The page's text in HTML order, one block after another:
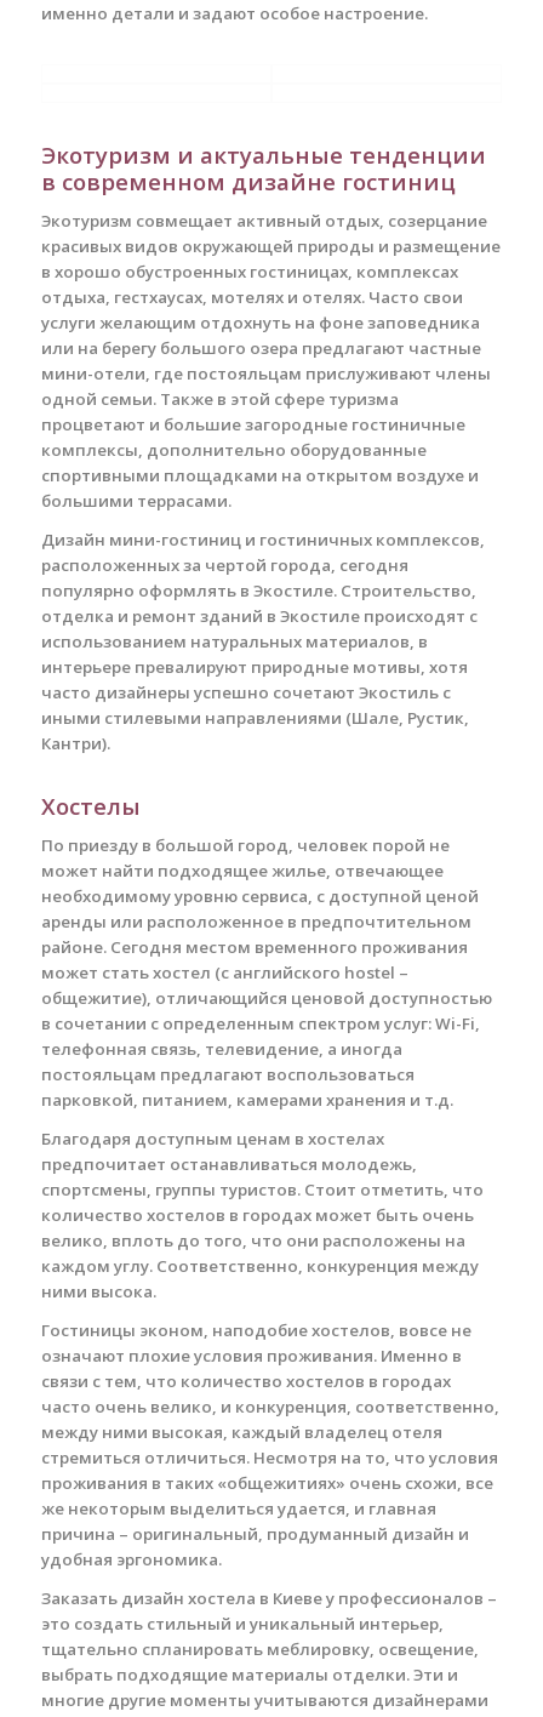
именно детали и задают особое настроение.
Экотуризм и актуальные тенденции
в современном дизайне гостиниц
Экотуризм совмещает активный отдых, созерцание
красивых видов окружающей природы и размещение
в хорошо обустроенных гостиницах, комплексах
отдыха, гестхаусах, мотелях и отелях. Часто свои
услуги желающим отдохнуть на фоне заповедника
или на берегу большого озера предлагают частные
мини-отели, где постояльцам прислуживают члены
одной семьи. Также в этой сфере туризма
процветают и большие загородные гостиничные
комплексы, дополнительно оборудованные
спортивными площадками на открытом воздухе и
большими террасами.
Дизайн мини-гостиниц и гостиничных комплексов,
расположенных за чертой города, сегодня
популярно оформлять в Экостиле. Строительство,
отделка и ремонт зданий в Экостиле происходят с
использованием натуральных материалов, в
интерьере превалируют природные мотивы, хотя
часто дизайнеры успешно сочетают Экостиль с
иными стилевыми направлениями (Шале, Рустик,
Кантри).
Хостелы
По приезду в большой город, человек порой не
может найти подходящее жилье, отвечающее
необходимому уровню сервиса, с доступной ценой
аренды или расположенное в предпочтительном
районе. Сегодня местом временного проживания
может стать хостел (с английского hostel –
общежитие), отличающийся ценовой доступностью
в сочетании с определенным спектром услуг: Wi-Fi,
телефонная связь, телевидение, а иногда
постояльцам предлагают воспользоваться
парковкой, питанием, камерами хранения и т.д.
Благодаря доступным ценам в хостелах
предпочитает останавливаться молодежь,
спортсмены, группы туристов. Стоит отметить, что
количество хостелов в городах может быть очень
велико, вплоть до того, что они расположены на
каждом углу. Соответственно, конкуренция между
ними высока.
Гостиницы эконом, наподобие хостелов, вовсе не
означают плохие условия проживания. Именно в
связи с тем, что количество хостелов в городах
часто очень велико, и конкуренция, соответственно,
между ними высокая, каждый владелец отеля
стремиться отличиться. Несмотря на то, что условия
проживания в таких «общежитиях» очень схожи, все
же некоторым выделиться удается, и главная
причина – оригинальный, продуманный дизайн и
удобная эргономика.
Заказать дизайн хостела в Киеве у профессионалов –
это создать стильный и уникальный интерьер,
тщательно спланировать меблировку, освещение,
выбрать подходящие материалы отделки. Эти и
многие другие моменты учитываются дизайнерами